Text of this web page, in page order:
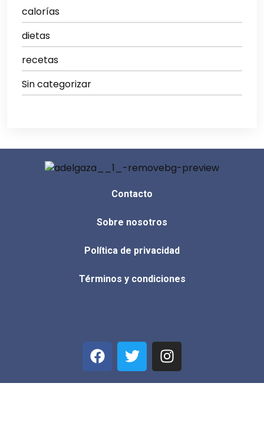
calorías
dietas
recetas
Sin categorizar
Contacto
Sobre nosotros
Política de privacidad
Términos y condiciones